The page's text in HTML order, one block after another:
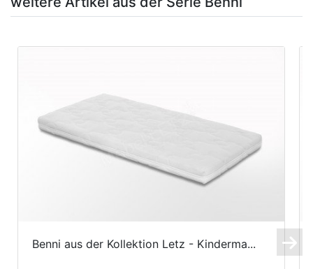
Benni aus der Kollektion Letz - Kinderma...